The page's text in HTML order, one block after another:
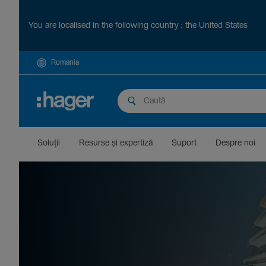
You are localised in the following country : the United States
Romania
Soluții Resurse și exper­tiză Suport Despre noi